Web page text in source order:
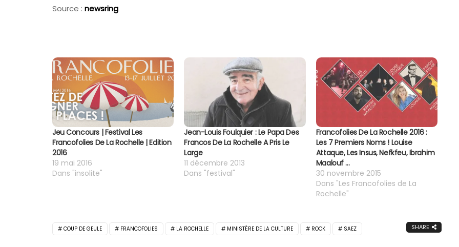
Source : newsring
Jeu Concours | Festival Les
Francofolies De La Rochelle | Edition
2016
19 mai 2016
Dans "insolite"
Jean-Louis Foulquier : Le Papa Des
Francos De La Rochelle A Pris Le
Large
11 décembre 2013
Dans "festival"
Francofolies De La Rochelle 2016 :
Les 7 Premiers Noms ! Louise
Attaque, Les Insus, Nefkfeu, Ibrahim
Maalouf …
30 novembre 2015
Dans "Les Francofolies de La
Rochelle"
COUP DE GEULE FRANCOFOLIES LA ROCHELLE MINISTÈRE DE LA CULTURE ROCK SAEZ SHARE